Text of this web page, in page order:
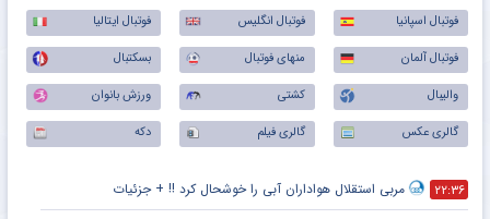
فوتبال اسپانیا
فوتبال انگلیس
فوتبال ایتالیا
فوتبال آلمان
منهای فوتبال
بسکتبال
والیبال
کشتی
ورزش بانوان
گالری عکس
گالری فیلم دکه
۲۲:۳۶ مربی استقلال هواداران آبی را خوشحال کرد !! + جزئیات